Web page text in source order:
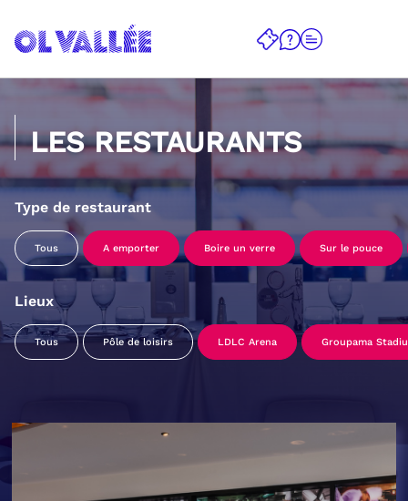
LES RESTAURANTS
Type de restaurant
Tous A emporter Boire un verre Sur le pouce
Lieux
Tous Pôle de loisirs LDLC Arena Groupama